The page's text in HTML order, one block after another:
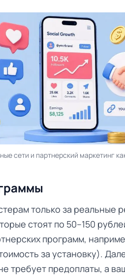
сети и партнерский маркетинг
только за реальные
стоят по 50–150
программ,
за установку).
требует предоплаты, а